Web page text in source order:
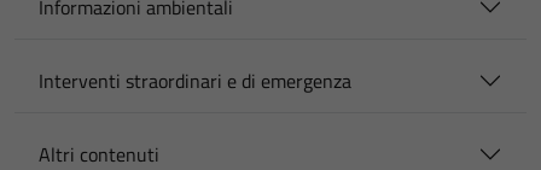
Informazioni ambientali
Interventi straordinari e di emergenza
Altri contenuti